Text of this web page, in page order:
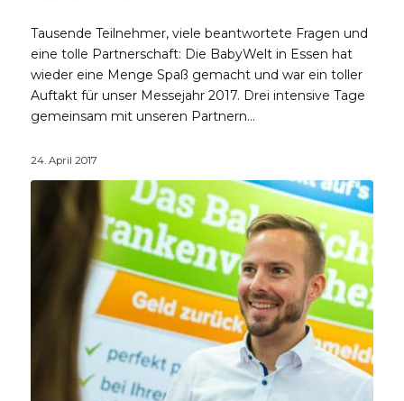
Tausende Teilnehmer, viele beantwortete Fragen und
eine tolle Partnerschaft: Die BabyWelt in Essen hat
wieder eine Menge Spaß gemacht und war ein toller
Auftakt für unser Messejahr 2017. Drei intensive Tage
gemeinsam mit unseren Partnern…
24. April 2017